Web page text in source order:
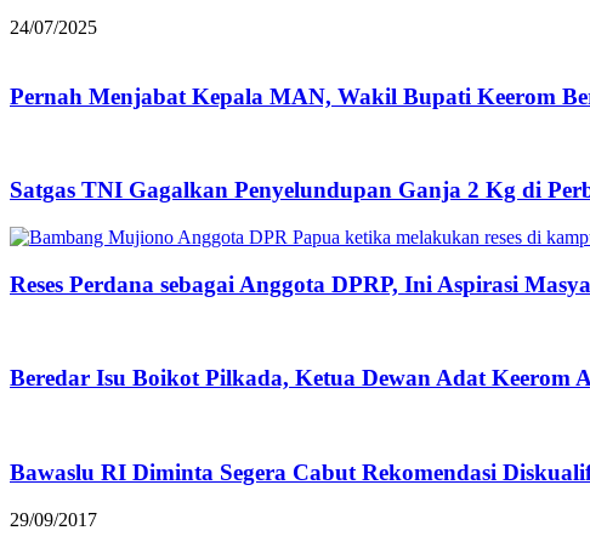
24/07/2025
Pernah Menjabat Kepala MAN, Wakil Bupati Keerom
Satgas TNI Gagalkan Penyelundupan Ganja 2 Kg di
Reses Perdana sebagai Anggota DPRP, Ini Aspirasi
Beredar Isu Boikot Pilkada, Ketua Dewan Adat Keerom
Bawaslu RI Diminta Segera Cabut Rekomendasi
29/09/2017